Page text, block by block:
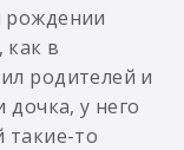
рождении
как в
родителей и
дочка, у него
такие-то